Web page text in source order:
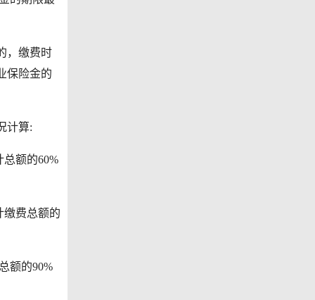
，缴费时
保险金的
计算:
额的60%
费总额的
额的90%